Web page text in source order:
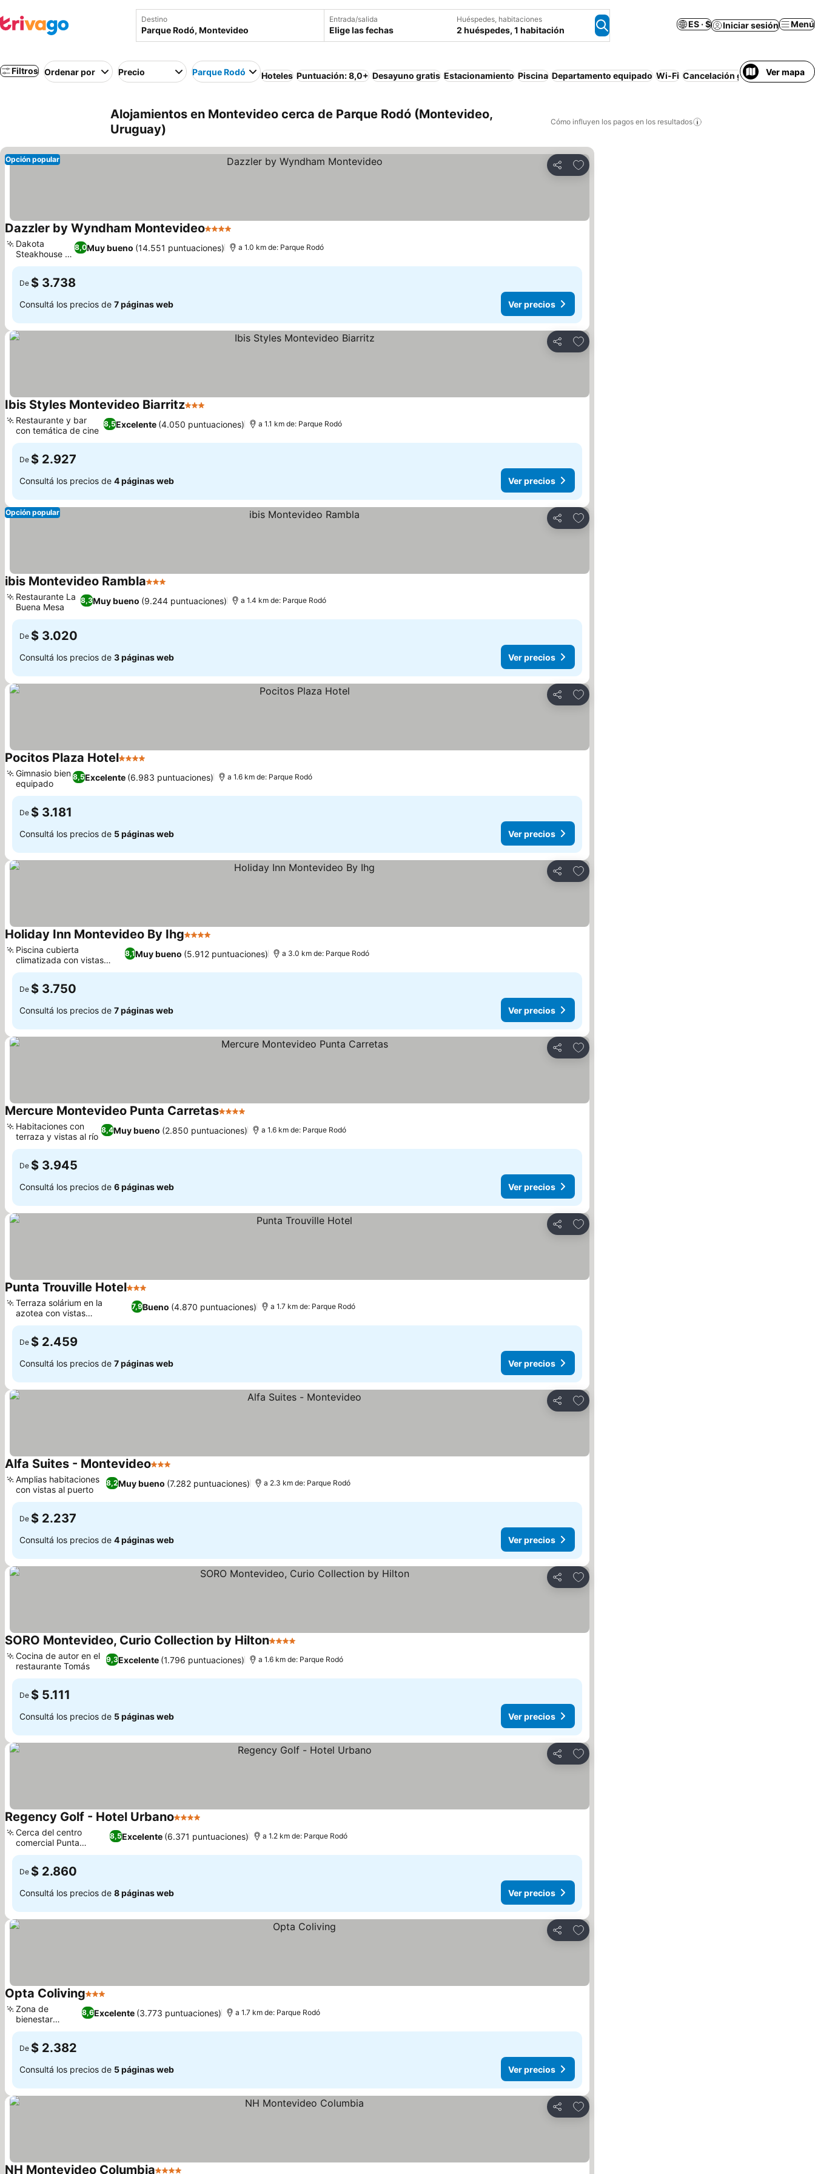
Destino Entrada/salida
Elige las fechas
Huéspedes, habitaciones
2 huéspedes, 1 habitación
ES · $ Iniciar sesión Menú
Filtros Ordenar por Precio Parque Rodó Hoteles Puntuación: 8,0+ Desayuno gratis Estacionamiento Piscina Departamento equipado Wi-Fi Cancelación gratuita Bañera
Ver mapa
Alojamientos en Montevideo cerca de Parque Rodó (Montevideo,
Uruguay)
Cómo influyen los pagos en los resultados
Compartir
Añadir a favoritos
Opción popular
Dazzler by Wyndham Montevideo4 Estrellas
8,0Muy bueno (14.551 puntuaciones)
Dakota
Steakhouse y
bar
a 1.0 km de: Parque Rodó
De $ 3.738
Consultá los precios de 7 páginas web Ver precios
Compartir
Añadir a favoritos
Ibis Styles Montevideo Biarritz3 Estrellas
8,5Excelente (4.050 puntuaciones)
Restaurante y bar
con temática de cine
a 1.1 km de: Parque Rodó
De $ 2.927
Consultá los precios de 4 páginas web Ver precios
Compartir
Añadir a favoritos
Opción popular
ibis Montevideo Rambla3 Estrellas
8,3Muy bueno (9.244 puntuaciones)
Restaurante La
Buena Mesa
a 1.4 km de: Parque Rodó
De $ 3.020
Consultá los precios de 3 páginas web Ver precios
Compartir
Añadir a favoritos
Pocitos Plaza Hotel4 Estrellas
8,5Excelente (6.983 puntuaciones)
Gimnasio bien
equipado
a 1.6 km de: Parque Rodó
De $ 3.181
Consultá los precios de 5 páginas web Ver precios
Compartir
Añadir a favoritos
Holiday Inn Montevideo By Ihg4 Estrellas
8,1Muy bueno (5.912 puntuaciones)
Piscina cubierta
climatizada con vistas
panorámicas
a 3.0 km de: Parque Rodó
De $ 3.750
Consultá los precios de 7 páginas web Ver precios
Compartir
Añadir a favoritos
Mercure Montevideo Punta Carretas4 Estrellas
8,4Muy bueno (2.850 puntuaciones)
Habitaciones con
terraza y vistas al río
a 1.6 km de: Parque Rodó
De $ 3.945
Consultá los precios de 6 páginas web Ver precios
Compartir
Añadir a favoritos
Punta Trouville Hotel3 Estrellas
7,9Bueno (4.870 puntuaciones)
Terraza solárium en la
azotea con vistas
panorámicas
a 1.7 km de: Parque Rodó
De $ 2.459
Consultá los precios de 7 páginas web Ver precios
Compartir
Añadir a favoritos
Alfa Suites - Montevideo3 Estrellas
8,2Muy bueno (7.282 puntuaciones)
Amplias habitaciones
con vistas al puerto
a 2.3 km de: Parque Rodó
De $ 2.237
Consultá los precios de 4 páginas web Ver precios
Compartir
Añadir a favoritos
SORO Montevideo, Curio Collection by Hilton4 Estrellas
9,3Excelente (1.796 puntuaciones)
Cocina de autor en el
restaurante Tomás
a 1.6 km de: Parque Rodó
De $ 5.111
Consultá los precios de 5 páginas web Ver precios
Compartir
Añadir a favoritos
Regency Golf - Hotel Urbano4 Estrellas
8,5Excelente (6.371 puntuaciones)
Cerca del centro
comercial Punta
Carretas
a 1.2 km de: Parque Rodó
De $ 2.860
Consultá los precios de 8 páginas web Ver precios
Compartir
Añadir a favoritos
Opta Coliving3 Estrellas
8,6Excelente (3.773 puntuaciones)
Zona de
bienestar
completa
a 1.7 km de: Parque Rodó
De $ 2.382
Consultá los precios de 5 páginas web Ver precios
Compartir
Añadir a favoritos
NH Montevideo Columbia